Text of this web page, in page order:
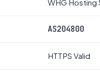
WHG Hosting
AS204800
HTTPS Valid